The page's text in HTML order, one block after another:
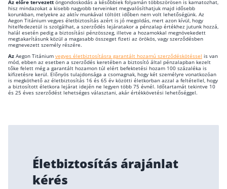
Az előre tervezett öngondoskodás a későbbiek folyamán többszörösen is kamatozhat,
hisz mindazokat a kisebb nagyobb terveinket megvalósíthatjuk majd idősebb
korunkban, melyekre az aktív munkával töltött időben nem volt lehetőségünk. Az
Aegon Titánium vegyes életbiztosítás azért is jó megoldás, mert azon kívül, hogy
hitelfedezetül is szolgálhat, a szerződés lejáratakor a pénzalap értékhez jutunk hozzá,
halál esetén pedig a biztosítási pénzösszeg, illetve a hozamokkal megnövekedett
megtakarításunk közül a magasabb összeget fizeti az örökös, vagy szerződésben
megnevezett személy részére.
Az Aegon Titánium vegyes életbiztosításra garantált hozamú szerződéskötéssel is van
mód, ebben az esetben a szerződés keretében a biztosító által pénzalapban kezelt
tőke felett még a garantált hozamon túl elért befektetési hozam 100 százaléka is
kifizetésre kerül. Előnyös tulajdonsága a csomagnak, hogy két személyre vonatkozóan
is megköthető az életbiztosítás 16 és 65 év közötti életkorban azzal a feltétellel, hogy
a biztosított életkora lejárat idején ne legyen több 75 évnél. Időtartamát tekintve 10
és 25 éves szerződést lehetséges választani, akár értékkövetési lehetőséggel.
Életbiztosítás árajánlat
kérés